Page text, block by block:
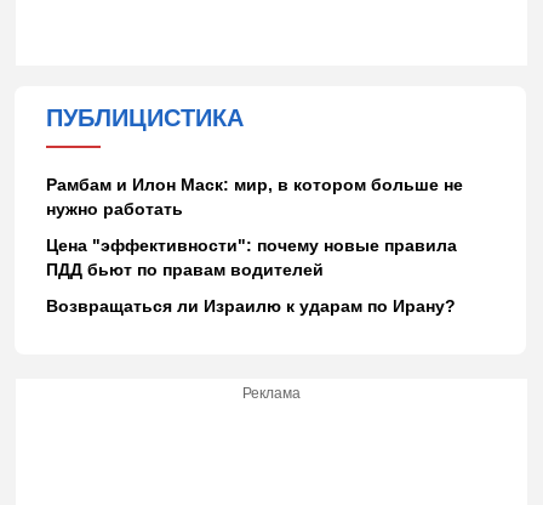
ПУБЛИЦИСТИКА
Рамбам и Илон Маск: мир, в котором больше не
нужно работать
Цена "эффективности": почему новые правила
ПДД бьют по правам водителей
Возвращаться ли Израилю к ударам по Ирану?
Реклама